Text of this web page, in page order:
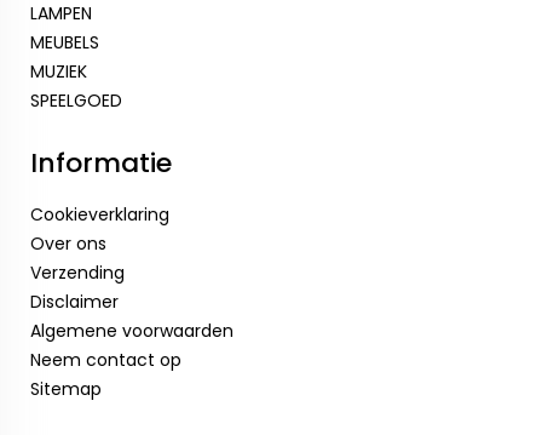
LAMPEN
MEUBELS
MUZIEK
SPEELGOED
Informatie
Cookieverklaring
Over ons
Verzending
Disclaimer
Algemene voorwaarden
Neem contact op
Sitemap